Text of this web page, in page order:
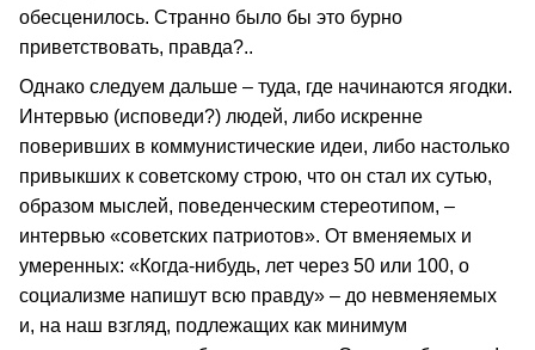
обесценилось. Странно было бы это бурно
приветствовать, правда?..
Однако следуем дальше – туда, где начинаются ягодки.
Интервью (исповеди?) людей, либо искренне
поверивших в коммунистические идеи, либо настолько
привыкших к советскому строю, что он стал их сутью,
образом мыслей, поведенческим стереотипом, –
интервью «советских патриотов». От вменяемых и
умеренных: «Когда-нибудь, лет через 50 или 100, о
социализме напишут всю правду» – до невменяемых
и, на наш взгляд, подлежащих как минимум